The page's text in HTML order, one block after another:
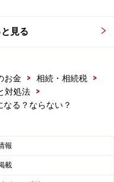
見る
お金 > 相続・相続税
>
対処法
>
る？ならない？
報
載